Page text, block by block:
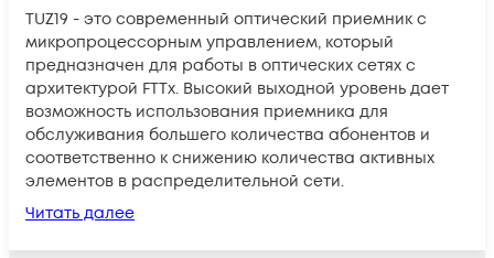
TUZ19 - это современный оптический приемник с
микропроцессорным управлением, который
предназначен для работы в оптических сетях с
архитектурой FTTх. Высокий выходной уровень дает
возможность использования приемника для
обслуживания большего количества абонентов и
соответственно к снижению количества активных
элементов в распределительной сети.
Читать далее